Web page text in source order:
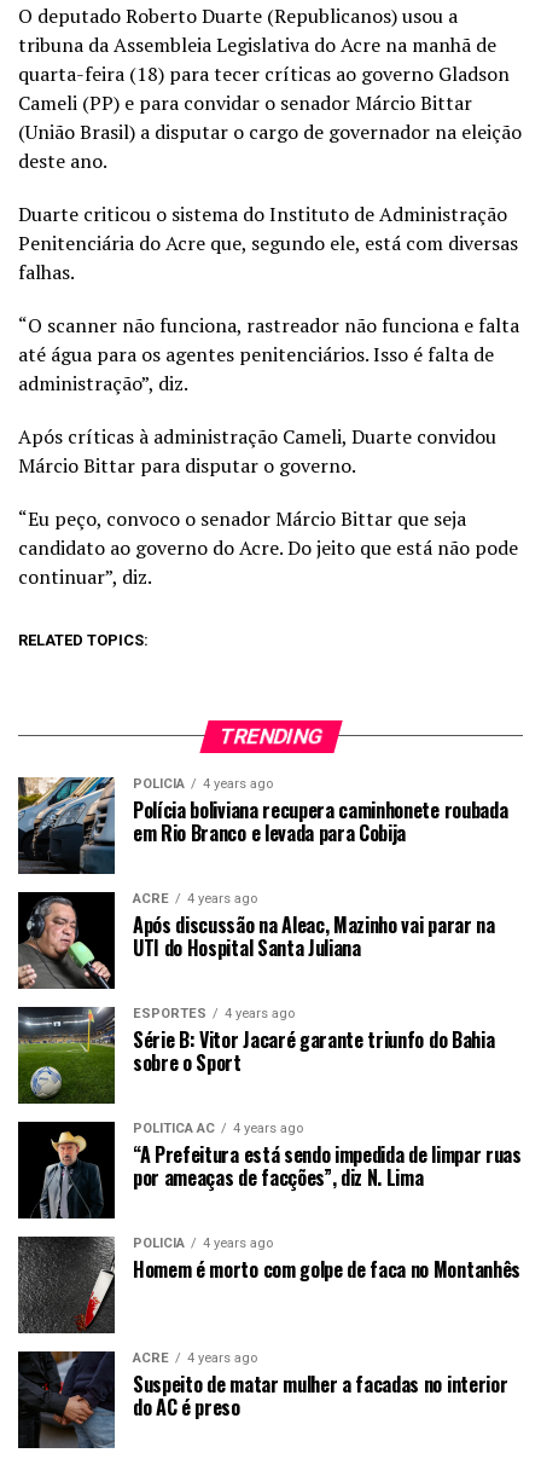
O deputado Roberto Duarte (Republicanos) usou a
tribuna da Assembleia Legislativa do Acre na manhã de
quarta-feira (18) para tecer críticas ao governo Gladson
Cameli (PP) e para convidar o senador Márcio Bittar
(União Brasil) a disputar o cargo de governador na eleição
deste ano.
Duarte criticou o sistema do Instituto de Administração
Penitenciária do Acre que, segundo ele, está com diversas
falhas.
“O scanner não funciona, rastreador não funciona e falta
até água para os agentes penitenciários. Isso é falta de
administração”, diz.
Após críticas à administração Cameli, Duarte convidou
Márcio Bittar para disputar o governo.
“Eu peço, convoco o senador Márcio Bittar que seja
candidato ao governo do Acre. Do jeito que está não pode
continuar”, diz.
RELATED TOPICS:
TRENDING
POLICIA 4 years ago
Polícia boliviana recupera caminhonete roubada
em Rio Branco e levada para Cobija
ACRE 4 years ago
Após discussão na Aleac, Mazinho vai parar na
UTI do Hospital Santa Juliana
ESPORTES 4 years ago
Série B: Vitor Jacaré garante triunfo do Bahia
sobre o Sport
POLITICA AC 4 years ago
“A Prefeitura está sendo impedida de limpar ruas
por ameaças de facções”, diz N. Lima
POLICIA 4 years ago
Homem é morto com golpe de faca no Montanhês
ACRE 4 years ago
Suspeito de matar mulher a facadas no interior
do AC é preso